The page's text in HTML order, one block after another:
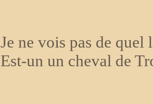
Je ne vois pas de
Est-un un cheval de